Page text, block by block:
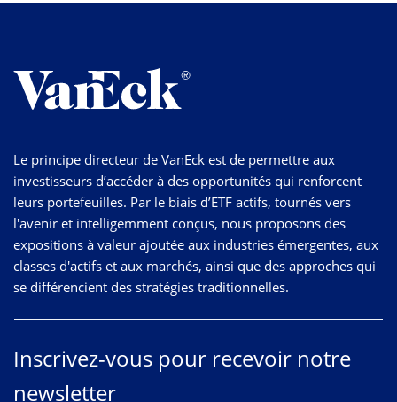
Le principe directeur de VanEck est de permettre aux
investisseurs d’accéder à des opportunités qui renforcent
leurs portefeuilles. Par le biais d’ETF actifs, tournés vers
l'avenir et intelligemment conçus, nous proposons des
expositions à valeur ajoutée aux industries émergentes, aux
classes d'actifs et aux marchés, ainsi que des approches qui
se différencient des stratégies traditionnelles.
Inscrivez-vous pour recevoir notre
newsletter